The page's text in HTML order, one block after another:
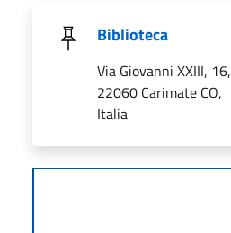
Biblioteca
Via Giovanni XXIII, 16,
22060 Carimate CO,
Italia